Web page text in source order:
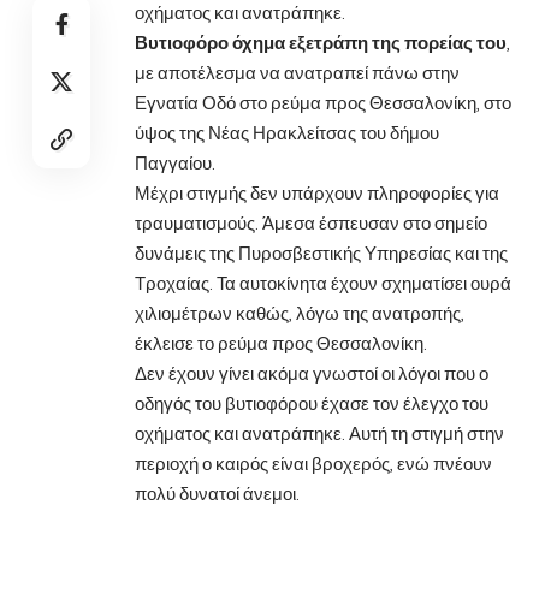
οχήματος και ανατράπηκε.
Βυτιοφόρο όχημα εξετράπη της πορείας του
με αποτέλεσμα να ανατραπεί πάνω στην
Εγνατία Οδό στο ρεύμα προς Θεσσαλονίκη, στο
ύψος της Νέας Ηρακλείτσας του δήμου
Παγγαίου.
Μέχρι στιγμής δεν υπάρχουν πληροφορίες για
τραυματισμούς. Άμεσα έσπευσαν στο σημείο
δυνάμεις της Πυροσβεστικής Υπηρεσίας και της
Τροχαίας. Τα αυτοκίνητα έχουν σχηματίσει ουρά
χιλιομέτρων καθώς, λόγω της ανατροπής,
έκλεισε το ρεύμα προς Θεσσαλονίκη.
Δεν έχουν γίνει ακόμα γνωστοί οι λόγοι που ο
οδηγός του βυτιοφόρου έχασε τον έλεγχο του
οχήματος και ανατράπηκε. Αυτή τη στιγμή στην
περιοχή ο καιρός είναι βροχερός, ενώ πνέουν
πολύ δυνατοί άνεμοι.